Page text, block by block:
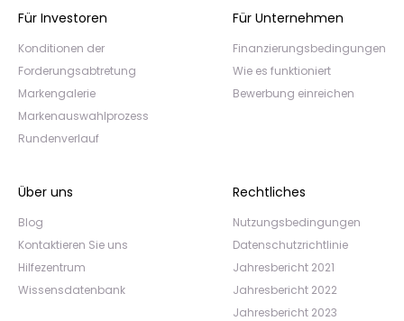
Für Investoren
Konditionen der
Forderungsabtretung
Markengalerie
Markenauswahlprozess
Rundenverlauf
Für Unternehmen
Finanzierungsbedingungen
Wie es funktioniert
Bewerbung einreichen
Über uns
Blog
Kontaktieren Sie uns
Hilfezentrum
Wissensdatenbank
Rechtliches
Nutzungsbedingungen
Datenschutzrichtlinie
Jahresbericht 2021
Jahresbericht 2022
Jahresbericht 2023